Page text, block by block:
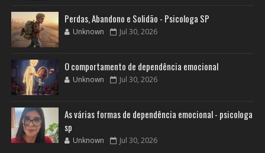
Perdas, Abandono e Solidão - Psicologa SP
Unknown Jul 30, 2026
O comportamento de dependência emocional
Unknown Jul 30, 2026
As várias formas de dependência emocional - psicologa
sp
Unknown Jul 30, 2026